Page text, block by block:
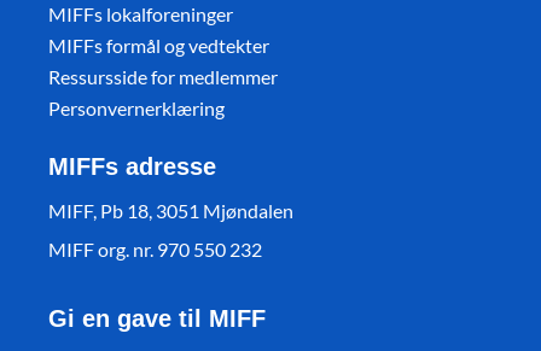
MIFFs lokalforeninger
MIFFs formål og vedtekter
Ressursside for medlemmer
Personvernerklæring
MIFFs adresse
MIFF, Pb 18, 3051 Mjøndalen
MIFF org. nr. 970 550 232
Gi en gave til MIFF